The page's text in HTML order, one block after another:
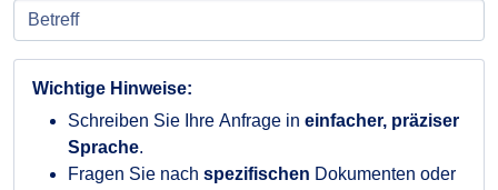
Wichtige Hinweise:
Schreiben Sie Ihre Anfrage in einfacher, präziser
Sprache.
Fragen Sie nach spezifischen Dokumenten oder